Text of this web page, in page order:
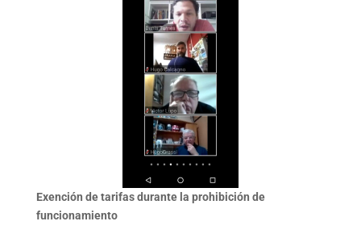
Exención de tarifas durante la prohibición de
funcionamiento